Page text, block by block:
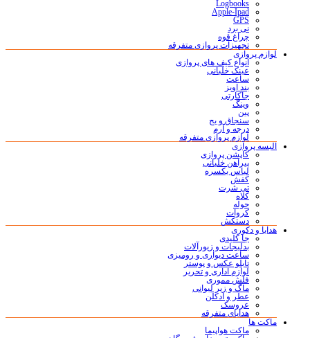
Logbooks
Apple-Ipad
GPS
نی برد
چراغ قوه
تجهیزات پروازی متفرقه
لوازم پروازی
انواع کیف های پروازی
عینک خلبانی
ساعت
بند آویز
جاکارتی
وینگ
پین
سنجاق و بج
درجه و آرم
لوازم پروازی متفرقه
البسه پروازی
کاپشن پروازی
پیراهن خلبانی
لباس یکسره
کفش
تی شرت
کلاه
حوله
کروات
دستکش
هدایا و دکوری
جا کلیدی
بدلیجات و زیورآلات
ساعت دیواری و رومیزی
تابلو عکس و پوستر
لوازم اداری و تحریر
فلش مموری
ماگ و زیر لیوانی
عطر و ادکلن
عروسک
هدایای متفرقه
ماکت ها
ماکت هواپیما